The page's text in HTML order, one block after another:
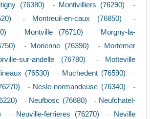
(76380) - Montivilliers (76290) -
- Montreuil-en-caux (76850) -
- Montville (76710) -
Morgny-la-
- Morienne (76390) -
Mortemer
sur-andelle (76780) -
Motteville
(76530) - Muchedent (76590) -
- Nesle-normandeuse (76340) -
- Neufbosc (76680) - Neufchatel-
- Neuville-ferrieres (76270) -
Neville